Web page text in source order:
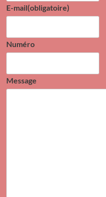
E-mail(obligatoire)
Numéro
Message